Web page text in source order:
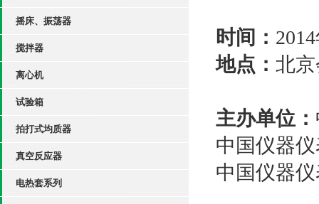
摇床、振荡器
搅拌器
离心机
试验箱
拍打式均质器
真空反应器
电热套系列
时间：
地点： 北
主办单位：
中国仪器
中国仪器